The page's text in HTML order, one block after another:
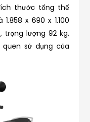
thước tổng thể
x 690 x 1.100
lượng 92 kg,
sử dụng của